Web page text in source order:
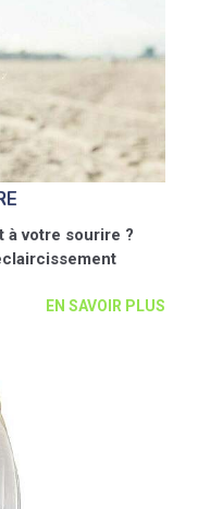
à votre sourire ?
EN SAVOIR PLUS